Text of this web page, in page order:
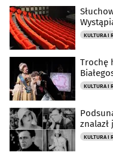
Trochę
znalazł